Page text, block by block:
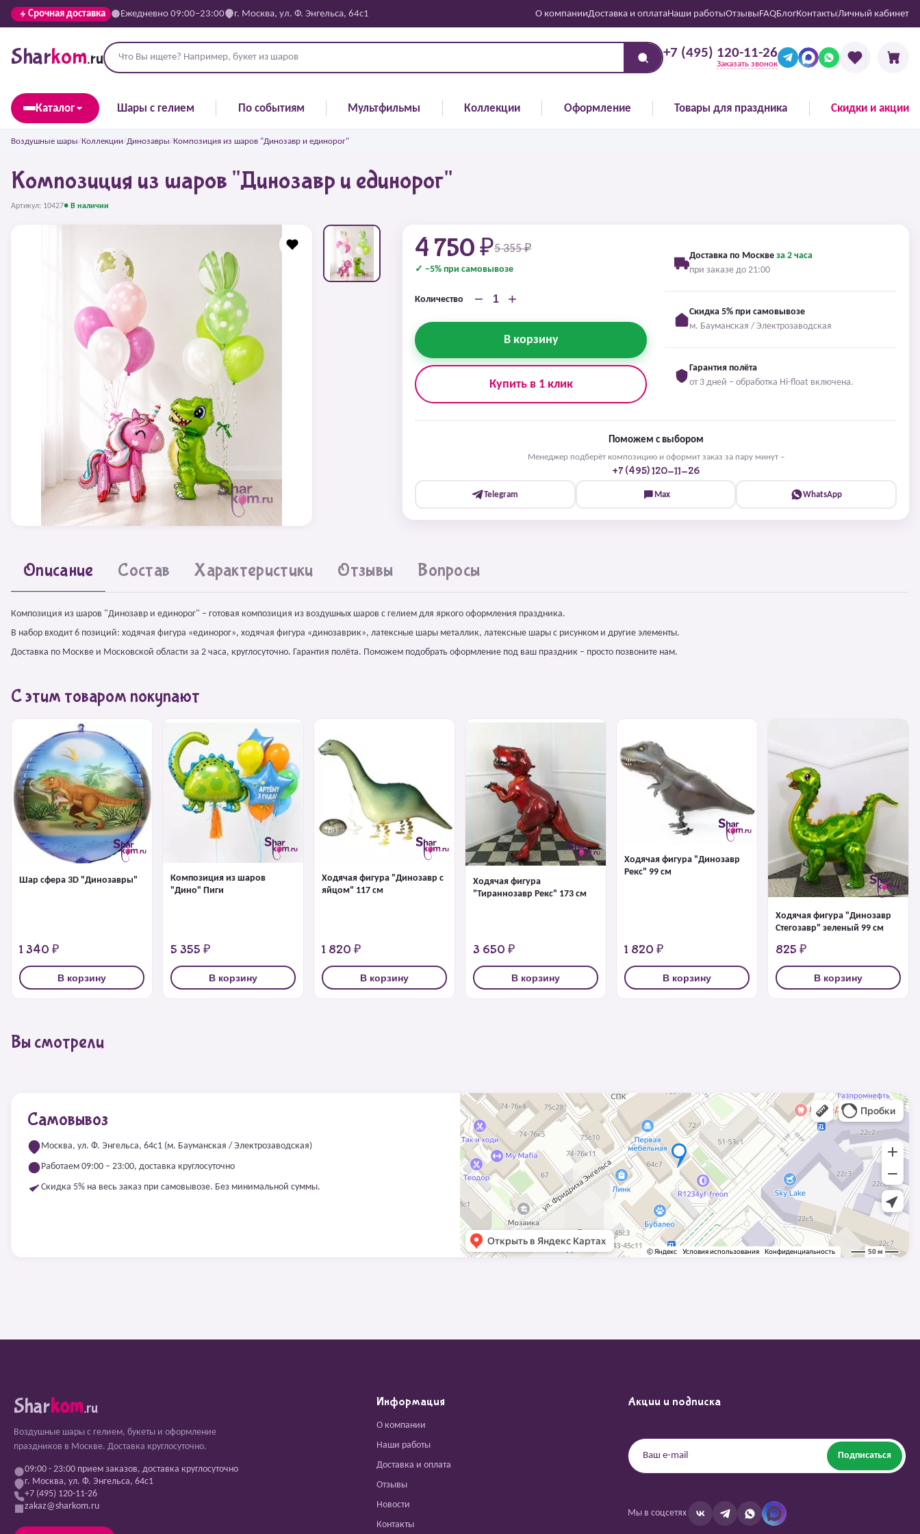
Срочная доставка Ежедневно 09:00–23:00 г. Москва, ул. Ф. Энгельса, 64с1 О компанииДоставка и оплатаНаши работыОтзывыFAQБлогКонтактыЛичный кабинет
Sharkom.ru +7 (495) 120-11-26
Заказать звонок
Каталог Шары с гелием По событиям Мультфильмы Коллекции Оформление Товары для праздника Скидки и акции
Воздушные шары/Коллекции/Динозавры/Композиция из шаров "Динозавр и единорог"
Композиция из шаров "Динозавр и единорог"
Артикул: 10427● В наличии
4 750 ₽5 355 ₽
✓ −5% при самовывозе
Количество − +
В корзину
Купить в 1 клик
Доставка по Москве за 2 часа
при заказе до 21:00
Скидка 5% при самовывозе
м. Бауманская / Электрозаводская
Гарантия полёта
от 3 дней – обработка Hi-float включена.
Поможем с выбором
Менеджер подберёт композицию и оформит заказ за пару минут –
+7 (495) 120-11-26
Telegram Max WhatsApp
Описание Состав Характеристики Отзывы Вопросы
Композиция из шаров "Динозавр и единорог" – готовая композиция из воздушных шаров с гелием для яркого оформления праздника.
В набор входит 6 позиций: ходячая фигура «единорог», ходячая фигура «динозаврик», латексные шары металлик, латексные шары с рисунком и другие элементы.
Доставка по Москве и Московской области за 2 часа, круглосуточно. Гарантия полёта. Поможем подобрать оформление под ваш праздник – просто позвоните нам.
С этим товаром покупают
Шар сфера 3D "Динозавры"
1 340 ₽
В корзину
Композиция из шаров
"Дино" Пиги
5 355 ₽
В корзину
Ходячая фигура "Динозавр с
яйцом" 117 см
1 820 ₽
В корзину
Ходячая фигура
"Тираннозавр Рекс" 173 см
3 650 ₽
В корзину
Ходячая фигура "Динозавр
Рекс" 99 см
1 820 ₽
В корзину
Ходячая фигура "Динозавр
Стегозавр" зеленый 99 см
825 ₽
В корзину
Вы смотрели
Самовывоз
Москва, ул. Ф. Энгельса, 64с1 (м. Бауманская / Электрозаводская)
Работаем 09:00 – 23:00, доставка круглосуточно
Скидка 5% на весь заказ при самовывозе. Без минимальной суммы.
Sharkom.ru
Воздушные шары с гелием, букеты и оформление
праздников в Москве. Доставка круглосуточно.
09:00 - 23:00 прием заказов, доставка круглосуточно
г. Москва, ул. Ф. Энгельса, 64с1
+7 (495) 120-11-26
zakaz@sharkom.ru
Информация
О компании
Наши работы
Доставка и оплата
Отзывы
Новости
Контакты
Акции и подписка
Подписаться
Мы в соцсетях